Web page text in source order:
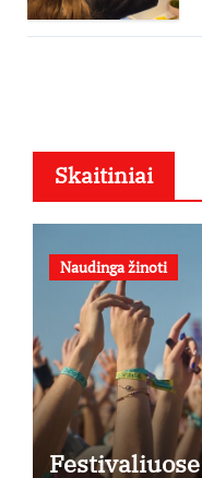
Skaitiniai
Naudinga žinoti